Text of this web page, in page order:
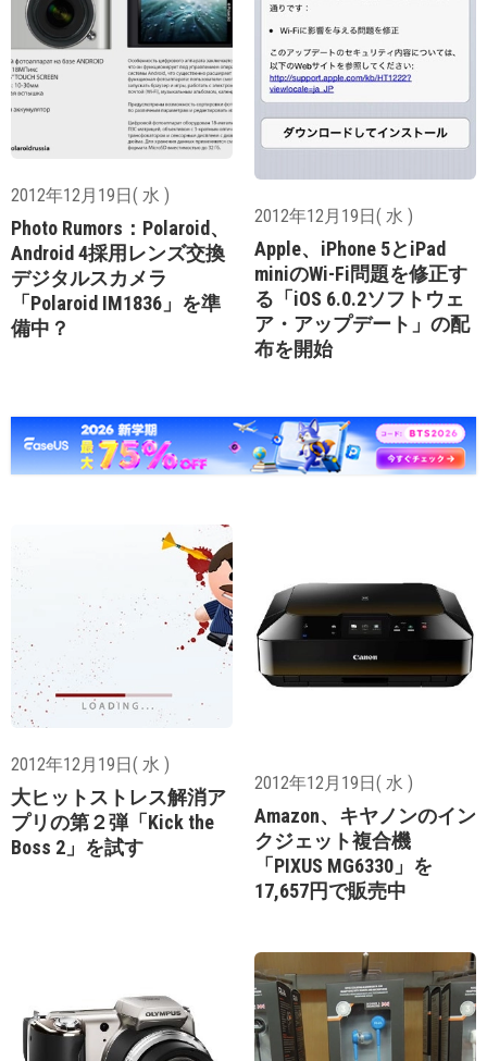
2012年12月19日( 水 )
Photo Rumors：Polaroid、
Android 4採用レンズ交換
デジタルスカメラ
「Polaroid IM1836」を準
備中？
2012年12月19日( 水 )
Apple、iPhone 5とiPad
miniのWi-Fi問題を修正す
る「iOS 6.0.2ソフトウェ
ア・アップデート」の配
布を開始
2012年12月19日( 水 )
大ヒットストレス解消ア
プリの第２弾「Kick the
Boss 2」を試す
2012年12月19日( 水 )
Amazon、キヤノンのイン
クジェット複合機
「PIXUS MG6330」を
17,657円で販売中